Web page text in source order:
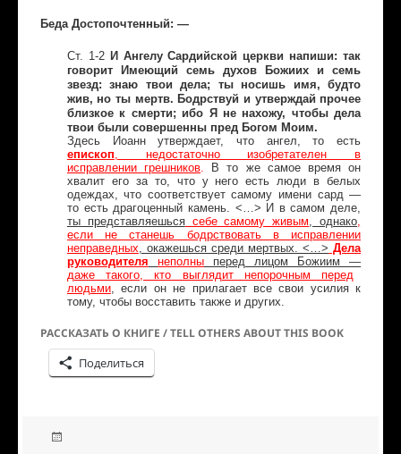
Беда Достопочтенный: —
Ст. 1-2 И Ангелу Сардийской церкви напиши: так
говорит Имеющий семь духов Божиих и семь
звезд: знаю твои дела; ты носишь имя, будто
жив, но ты мертв. Бодрствуй и утверждай прочее
близкое к смерти; ибо Я не нахожу, чтобы дела
твои были совершенны пред Богом Моим.
Здесь Иоанн утверждает, что ангел, то есть
епископ , недостаточно изобретателен в
исправлении грешников
В то же самое время он
хвалит его за то, что у него есть люди в белых
одеждах, что соответствует самому имени сард —
то есть драгоценный камень. <…> И в самом деле,
ты представляешьсясебе самому живым , однако
если не станешь бодрствовать в исправлении
неправедных , окажешься среди мертвых. <…> Дела
руководителя
неполныперед лицом Божиим —
даже такого, кто выглядит непорочным перед
людьми, если он не прилагает все свои усилия к
тому, чтобы восставить также и других.
РАССКАЗАТЬ О КНИГЕ / TELL OTHERS ABOUT THIS BOOK
Поделиться